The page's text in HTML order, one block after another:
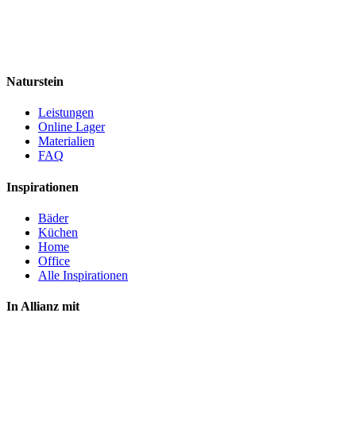
Naturstein
Leistungen
Online Lager
Materialien
FAQ
Inspirationen
Bäder
Küchen
Home
Office
Alle Inspirationen
In Allianz mit